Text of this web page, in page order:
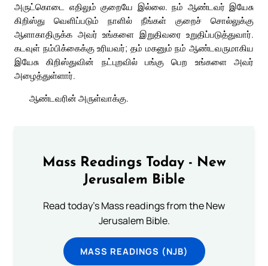
அருட்கொடை எதிலும் குறையே இல்லை. நம் ஆண்டவர் இயேசு
கிறிஸ்து வெளிப்படும் நாளில் நீங்கள் குறைச் சொல்லுக்கு
ஆளாகாதிருக்க அவர் உங்களை இறுதிவரை உறுதிப்படுத்துவார்.
கடவுள் நம்பிக்கைக்கு உரியவர்; தம் மகனும் நம் ஆண்டவருமாகிய
இயேசு கிறிஸ்துவின் நட்புறவில் பங்கு பெற உங்களை அவர்
அழைத்துள்ளார்.
ஆண்டவரின் அருள்வாக்கு.
Mass Readings Today - New
Jerusalem Bible
Read today's Mass readings from the New
Jerusalem Bible.
MASS READINGS (NJB)